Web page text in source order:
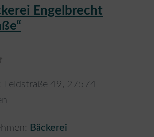
Engelbrecht
Feldstraße 49 , 27574
Bäckerei